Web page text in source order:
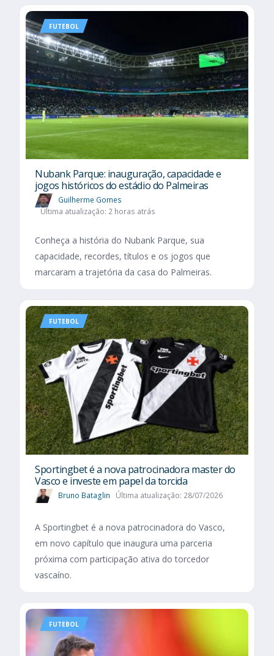
FUTEBOL
Nubank Parque: inauguração, capacidade e
jogos históricos do estádio do Palmeiras
Guilherme Gomes
Última atualização: 2 horas atrás
Conheça a história do Nubank Parque, sua
capacidade, recordes, títulos e os jogos que
marcaram a trajetória da casa do Palmeiras.
FUTEBOL
Sportingbet é a nova patrocinadora master do
Vasco e investe em papel da torcida
Bruno Bataglin Última atualização: 28/07/2026
A Sportingbet é a nova patrocinadora do Vasco,
em novo capítulo que inaugura uma parceria
próxima com participação ativa do torcedor
vascaíno.
FUTEBOL